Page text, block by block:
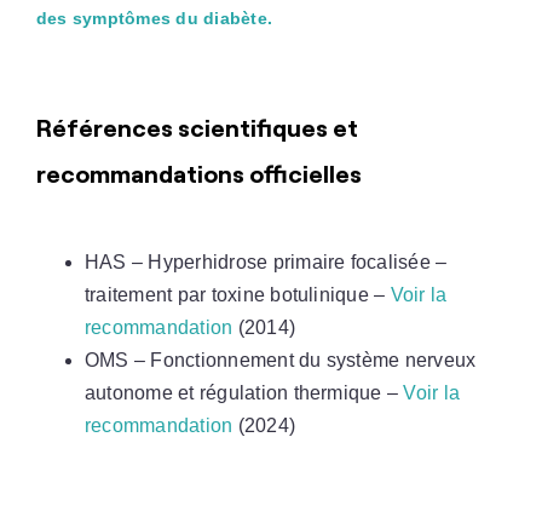
des symptômes du diabète.
Références scientifiques et
recommandations officielles
HAS – Hyperhidrose primaire focalisée –
traitement par toxine botulinique – Voir la
recommandation (2014)
OMS – Fonctionnement du système nerveux
autonome et régulation thermique –Voir la
recommandation (2024)